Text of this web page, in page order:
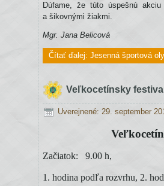
Dúfame, že túto úspešnú
a šikovnými žiakmi.
Mgr. Jana Belicová
Čítať ďalej: Jesenná športová
Veľkocetínsky festival
Uverejnené: 29. september
Začiatok: 9.00 h,
1. hodina podľa rozvrhu, 2.